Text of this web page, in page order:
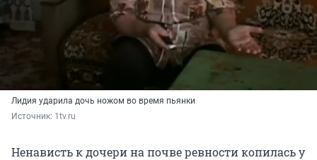
Лидия ударила дочь ножом во время пьянки
Источник: 1tv.ru
Ненависть к дочери на почве ревности копилась у